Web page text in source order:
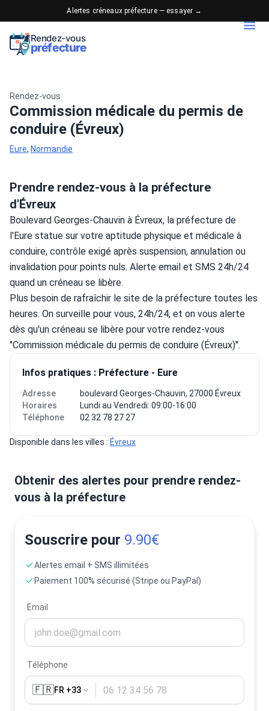
Alertes créneaux préfecture — essayer →
Rendez-vous
préfecture
Rendez-vous
Commission médicale du permis de
conduire (Évreux)
Eure, Normandie
Prendre rendez-vous à la préfecture
d'Évreux
Boulevard Georges-Chauvin à Évreux, la préfecture de
l'Eure statue sur votre aptitude physique et médicale à
conduire, contrôle exigé après suspension, annulation ou
invalidation pour points nuls. Alerte email et SMS 24h/24
quand un créneau se libère.
Plus besoin de rafraîchir le site de la préfecture toutes les
heures. On surveille pour vous, 24h/24, et on vous alerte
dès qu'un créneau se libère pour votre rendez-vous
"Commission médicale du permis de conduire (Évreux)".
Infos pratiques : Préfecture - Eure
Adresse
boulevard Georges-Chauvin, 27000 Évreux
Horaires
Lundi au Vendredi: 09:00-16:00
Téléphone
02 32 78 27 27
Disponible dans les villes : Évreux
Obtenir des alertes pour prendre rendez-
vous à la préfecture
Souscrire pour 9.90€
Alertes email + SMS illimitées
Paiement 100% sécurisé (Stripe ou PayPal)
Email
Téléphone
🇫🇷FR +33